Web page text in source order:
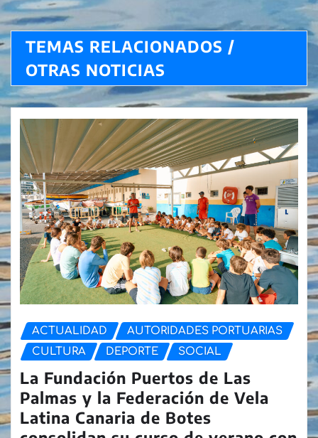
TEMAS RELACIONADOS /
OTRAS NOTICIAS
ACTUALIDAD
AUTORIDADES PORTUARIAS
CULTURA
DEPORTE SOCIAL
La Fundación Puertos de Las
Palmas y la Federación de Vela
Latina Canaria de Botes